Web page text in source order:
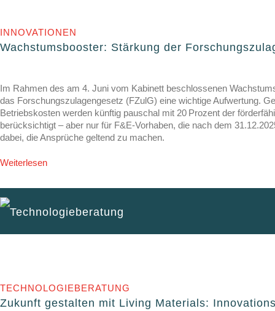
INNOVATIONEN
Wachstumsbooster: Stärkung der
Im Rahmen des am 4. Juni vom Kabinett beschlossenen
das Forschungszulagengesetz (FZulG) eine wichtige Aufwertung.
Betriebskosten werden künftig pauschal mit 20 Prozent der
berücksichtigt – aber nur für F&E-Vorhaben, die nach dem
dabei, die Ansprüche geltend zu machen.
Weiterlesen
Technologieberatung
TECHNOLOGIEBERATUNG
Zukunft gestalten mit Living Materials: